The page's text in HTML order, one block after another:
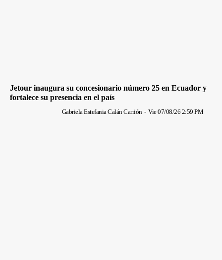
Jetour inaugura su concesionario número 25 en Ecuador y
fortalece su presencia en el país
Gabriela Estefania Calán Carrión - Vie 07/08/26 2:59 PM